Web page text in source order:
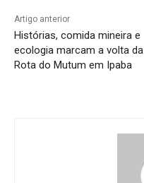
Artigo anterior
Histórias, comida mineira e
ecologia marcam a volta da
Rota do Mutum em Ipaba